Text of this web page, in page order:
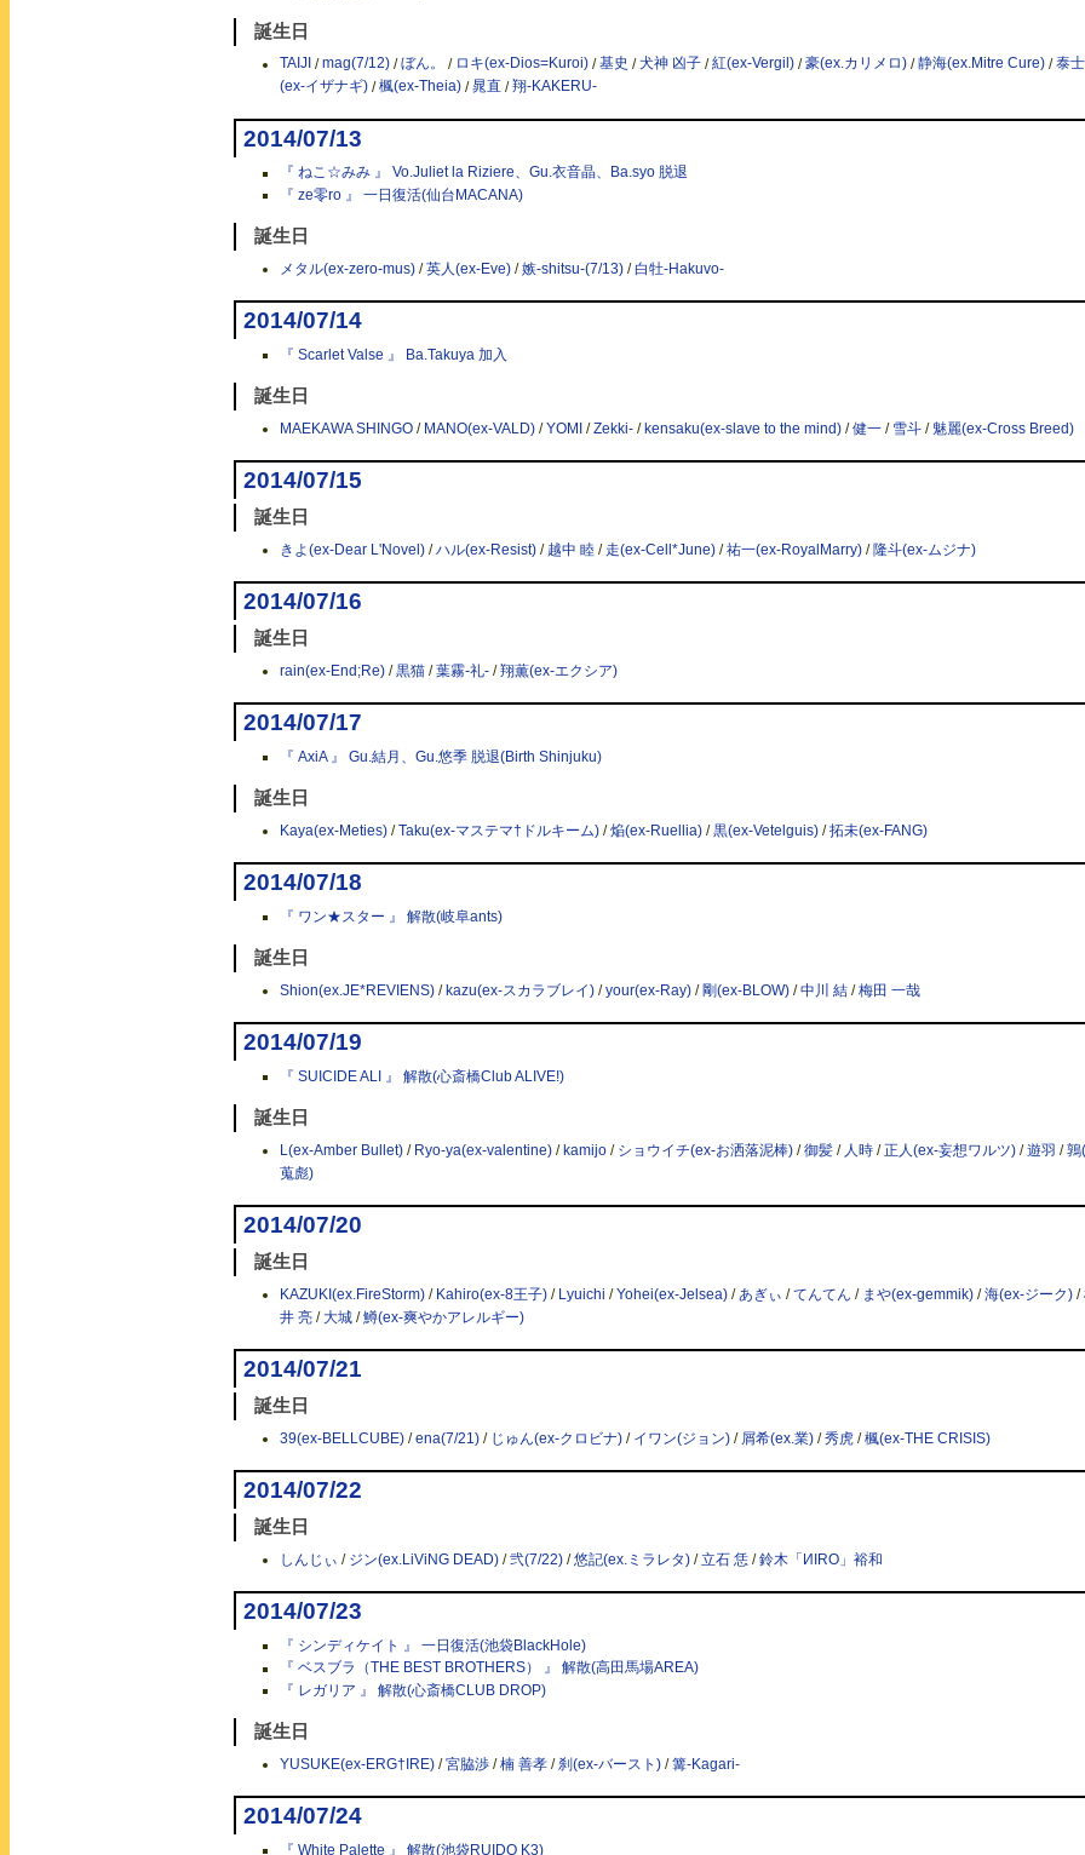
誕生日
TAIJI /mag(7/12) /ぼん。 / ロキ(ex-Dios=Kuroi) /基史 /犬神 凶子 /紅(ex-Vergil) /豪(ex.カリメロ) /静海(ex.Mitre Cure) /泰士
(ex-イザナギ) /楓(ex-Theia) /晁直 /翔-KAKERU-
2014/07/13
『 ねこ☆みみ 』 Vo.Juliet la Riziere、Gu.衣音晶、Ba.syo 脱退
『 ze零ro 』 一日復活(仙台MACANA)
誕生日
メタル(ex-zero-mus) /英人(ex-Eve) /嫉-shitsu-(7/13) /白牡-Hakuvo-
2014/07/14
『 Scarlet Valse 』 Ba.Takuya 加入
誕生日
MAEKAWA SHINGO / MANO(ex-VALD) /YOMI /Zekki- / kensaku(ex-slave to the mind) /健一 / 雪斗 / 魅麗(ex-Cross Breed)
2014/07/15
誕生日
きよ(ex-Dear L'Novel) /ハル(ex-Resist) / 越中 睦 / 走(ex-Cell*June) /祐一(ex-RoyalMarry) / 隆斗(ex-ムジナ)
2014/07/16
誕生日
rain(ex-End;Re) /黒猫 /葉霧-礼- /翔薫(ex-エクシア)
2014/07/17
『 AxiA 』 Gu.結月、Gu.悠季 脱退(Birth Shinjuku)
誕生日
Kaya(ex-Meties) /Taku(ex-マステマ†ドルキーム) /焔(ex-Ruellia) /黒(ex-Vetelguis) /拓未(ex-FANG)
2014/07/18
『 ワン★スター 』 解散(岐阜ants)
誕生日
Shion(ex.JE*REVIENS) / kazu(ex-スカラブレイ) /your(ex-Ray) / 剛(ex-BLOW) /中川 結 /梅田 一哉
2014/07/19
『 SUICIDE ALI 』 解散(心斎橋Club ALIVE!)
誕生日
L(ex-Amber Bullet) / Ryo-ya(ex-valentine) / kamijo / ショウイチ(ex-お洒落泥棒) /御髪 / 人時 /正人(ex-妄想ワルツ) /遊羽 /鶉
蒐彪)
2014/07/20
誕生日
KAZUKI(ex.FireStorm) / Kahiro(ex-8王子) / Lyuichi /Yohei(ex-Jelsea) /あぎぃ /てんてん / まや(ex-gemmik) /海(ex-ジーク) /
井 亮 /大城 /鱒(ex-爽やかアレルギー)
2014/07/21
誕生日
39(ex-BELLCUBE) /ena(7/21) / じゅん(ex-クロビナ) / イワン(ジョン) / 屑希(ex.業) /秀虎 /楓(ex-THE CRISIS)
2014/07/22
誕生日
しんじぃ / ジン(ex.LiViNG DEAD) /弐(7/22) /悠記(ex.ミラレタ) /立石 恁 /鈴木「ИIRO」裕和
2014/07/23
『 シンディケイト 』 一日復活(池袋BlackHole)
『 ベスブラ（THE BEST BROTHERS） 』 解散(高田馬場AREA)
『 レガリア 』 解散(心斎橋CLUB DROP)
誕生日
YUSUKE(ex-ERG†IRE) /宮脇渉 /楠 善孝 /刹(ex-バースト) /篝-Kagari-
2014/07/24
『 White Palette 』 解散(池袋RUIDO K3)